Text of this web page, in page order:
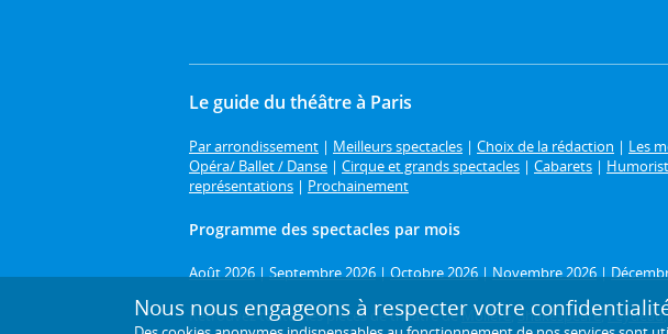
Le guide du théâtre à Paris
Par arrondissement | Meilleurs spectacles | Choix de la rédaction | Les
Opéra/ Ballet / Danse | Cirque et grands spectacles | Cabarets |
représentations | Prochainement
Programme des spectacles par mois
Août 2026 | Septembre 2026 | Octobre 2026 | Novembre 2026 |
Retrouvez toutes les pièces de théâtre deMolière ,Shakespeare, Feydeau
Nous nous engageons à respecter votre